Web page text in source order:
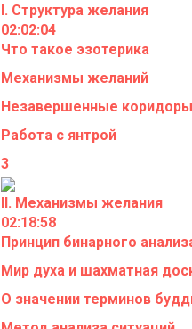
I. Структура желания
02:02:04
Что такое эзотерика
Механизмы желаний
Незавершенные
Работа с янтрой
3
II. Механизмы желания
02:18:58
Принцип бинарного
Мир духа и шахматная
О значении терминов